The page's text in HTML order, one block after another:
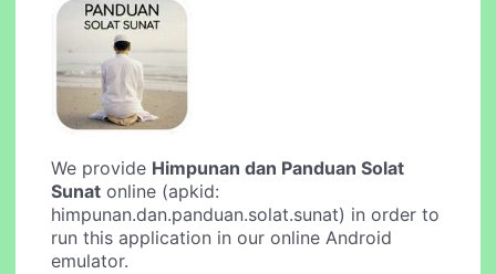
We provide Himpunan dan Panduan Solat
Sunat online (apkid:
himpunan.dan.panduan.solat.sunat) in order to
run this application in our online Android
emulator.